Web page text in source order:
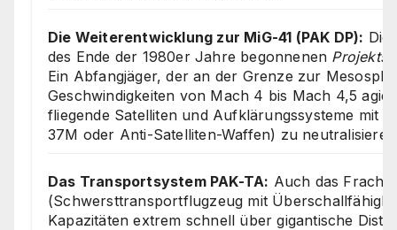
Die Weiterentwicklung zur MiG-41 (PAK DP): Die
des Ende der 1980er Jahre begonnenen Projekts
Ein Abfangjäger, der an der Grenze zur
Geschwindigkeiten von Mach 4 bis Mach 4,5
fliegende Satelliten und Aufklärungssysteme mit
37M oder Anti-Satelliten-Waffen) zu
Das Transportsystem PAK-TA: Auch das
(Schwersttransportflugzeug mit
Kapazitäten extrem schnell über gigantische